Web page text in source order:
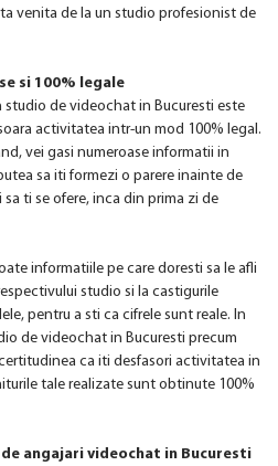
venita de la un studio profesionist de
si 100% legale
studio de videochat in Bucuresti este
activitatea intr-un mod 100% legal.
vei gasi numeroase informatii in
sa iti formezi o parere inainte de
ti se ofere, inca din prima zi de
informatiile pe care doresti sa le afli
studio si la castigurile
pentru a sti ca cifrele sunt reale. In
de videochat in Bucuresti precum
ca iti desfasori activitatea in
tale realizate sunt obtinute 100%
angajari videochat in Bucuresti